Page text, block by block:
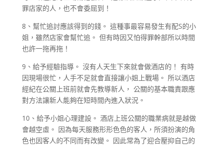
罪店家的人，也不會委屈到！
8、幫忙追討應該得到的錢。 這種事最容易發生有配S的小
姐，雖然店家會幫忙追。 但有時因又怕得罪幹部所以時間
也許一拖再拖！
9、給予經驗指導。 沒有人天生下來就會做酒店的！ 有時
因現場很忙，人手不足就會直接讓小姐上戰場。 所以酒店
經紀在公關上班前就會先教導新人， 公關的基本職責跟應
對方法讓新人能夠在短時間內進入狀況。
10、給予小姐心理建設。 酒店上班公關的職業病就是越做
會越空虛。 因為每天服務形形色色的客人，所須扮演的角
色也因客人的不同而有改變。 因此常為了迎合壓抑自己的